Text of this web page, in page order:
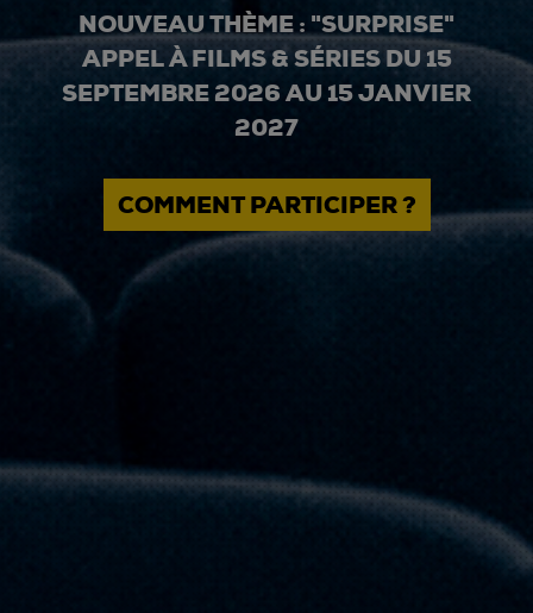
NOUVEAU THÈME : "SURPRISE"
APPEL À FILMS & SÉRIES DU 15
SEPTEMBRE 2026 AU 15 JANVIER
2027
COMMENT PARTICIPER ?